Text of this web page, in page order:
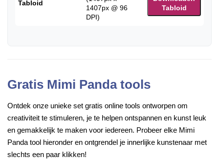
Tabloid
1407px @ 96
DPI)
Tabloid
Gratis Mimi Panda tools
Ontdek onze unieke set gratis online tools ontworpen om
creativiteit te stimuleren, je te helpen ontspannen en kunst leuk
en gemakkelijk te maken voor iedereen. Probeer elke Mimi
Panda tool hieronder en ontgrendel je innerlijke kunstenaar met
slechts een paar klikken!